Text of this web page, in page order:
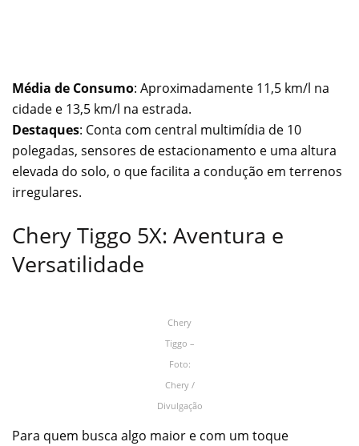
Média de Consumo: Aproximadamente 11,5 km/l na
cidade e 13,5 km/l na estrada.
Destaques: Conta com central multimídia de 10
polegadas, sensores de estacionamento e uma altura
elevada do solo, o que facilita a condução em terrenos
irregulares.
Chery Tiggo 5X: Aventura e
Versatilidade
Chery
Tiggo –
Foto:
Chery /
Divulgação
Para quem busca algo maior e com um toque